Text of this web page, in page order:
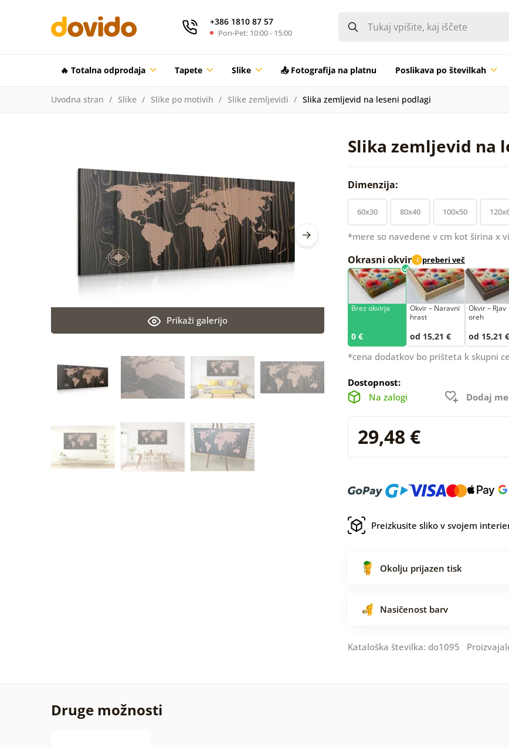
+386 1810 87 57
Pon-Pet: 10:00 - 15:00
🔥 Totalna odprodaja Tapete Slike 📤 Fotografija na platnu Poslikava po številkah
Uvodna stran Slike Slike po motivih Slike zemljevidi Slika zemljevid na leseni podlagi
Slika zemljevid na
Prikaži galerijo
Dimenzija:
60x30 80x40 100x50
*mere so navedene v cm kot širina x
Okrasni okvir i preberi več
Brez okvirja
0 €
Okvir – Naravni
hrast
od 15,21 €
Okvir – Rjav
oreh
od 15,21 €
*cena dodatkov bo prišteta k skupni
Dostopnost:
Na zalogi
Dodaj
29,48 €
Preizkusite sliko v svojem
Okolju prijazen tisk
Nasičenost barv
Kataloška številka: do1095
Druge možnosti